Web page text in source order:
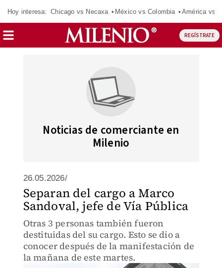
Hoy interesa: Chicago vs Necaxa México vs Colombia América vs
REGÍSTRATE
Noticias de comerciante en
Milenio
26.05.2026/
Separan del cargo a Marco
Sandoval, jefe de Vía Pública
Otras 3 personas también fueron
destituidas del su cargo. Esto se dio a
conocer después de la manifestación de
la mañana de este martes.